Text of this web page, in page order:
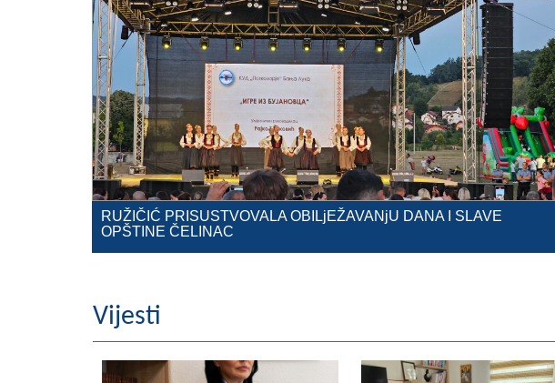
RUŽIČIĆ PRISUSTVOVALA OBILjEŽAVANjU DANA I SLAVE
OPŠTINE ČELINAC
Vijesti